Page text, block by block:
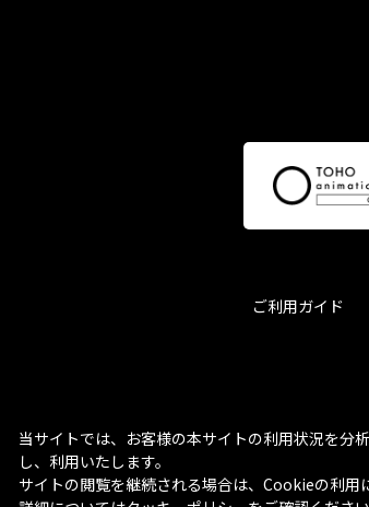
ご利用ガイド
当サイトでは、お客様の本サイトの利用状況を分
し、利用いたします。
サイトの閲覧を継続される場合は、Cookieの利用